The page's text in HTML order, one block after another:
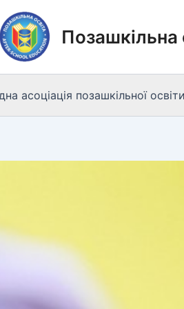
Позашкільна
асоціація позашкільної освіти